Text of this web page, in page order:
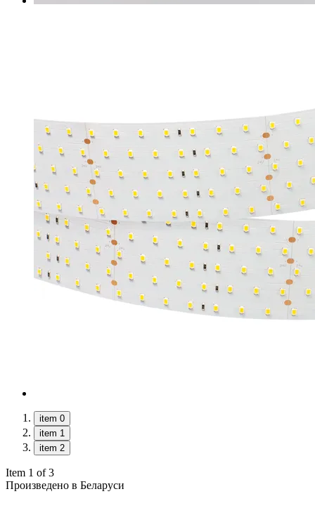
item 0
item 1
item 2
Item 1 of 3
Произведено в Беларуси